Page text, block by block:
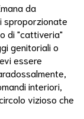
da
sproporzionate
di "cattiveria"
genitoriali o
essere
interiori,
vizioso che